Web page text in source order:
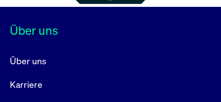
Über uns
Über uns
Karriere